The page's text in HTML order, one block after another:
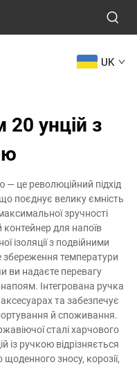
UK
20 унцій з
— це революційний підхід
поєднує велику ємність
зручності
для напоїв
ізоляції з подвійними
збереження температури
ви надаєте перевагу
Інтегрована ручка
та забезпечує
й споживання.
сталі харчового
із ручкою відрізняється
зносу, корозії,